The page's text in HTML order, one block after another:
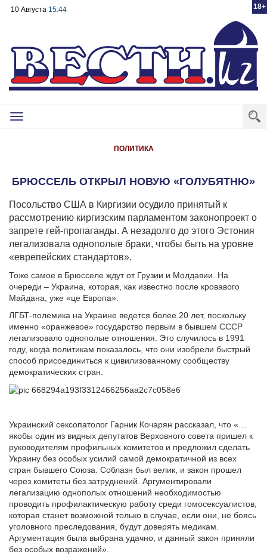
18+
10 Августа 15:44
Toggle
ПОЛИТИКА
БРЮССЕЛЬ ОТКРЫЛ НОВУЮ «ГОЛУБЯТНЮ»
Посольство США в Киргизии осудило принятый к
рассмотрению киргизским парламентом законопроект о
запрете гей-пропаганды. А незадолго до этого Эстония
легализовала однополые браки, чтобы быть на уровне
«еврепейских стандартов».
Тоже самое в Брюсселе ждут от Грузии и Молдавии. На
очереди – Украина, которая, как известно после кровавого
Майдана, уже «це Европа».
ЛГБТ-полемика на Украине ведется более 20 лет, поскольку
именно «оранжевое» государство первым в бывшем СССР
легализовало однополые отношения. Это случилось в 1991
году, когда политикам показалось, что они изобрели быстрый
способ присоединиться к цивилизованному сообществу
демократических стран.
Украинский сексопатолог Гарник Кочарян рассказал, что «…
якобы один из видных депутатов Верховного совета пришел к
руководителям профильных комитетов и предложил сделать
Украину без особых усилий самой демократичной из всех
стран бывшего Союза. Соблазн был велик, и закон прошел
через комитеты без затруднений. Аргументировали
легализацию однополых отношений необходимостью
проводить профилактическую работу среди гомосексуалистов,
которая станет возможной только в случае, если они, не боясь
уголовного преследования, будут доверять медикам.
Аргументация была выбрана удачно, и данный закон приняли
без особых возражений».